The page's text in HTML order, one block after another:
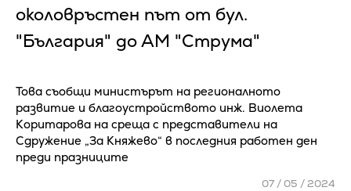
околовръстен път от бул.
"България" до АМ "Струма"
Това съобщи министърът на регионалното
развитие и благоустройството инж. Виолета
Коритарова на среща с представители на
Сдружение „За Княжево“ в последния работен ден
преди празниците
07 / 05 / 2024